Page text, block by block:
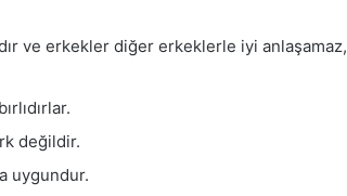
ve erkekler diğer erkeklerle iyi anlaşamaz,
değildir.
uygundur.